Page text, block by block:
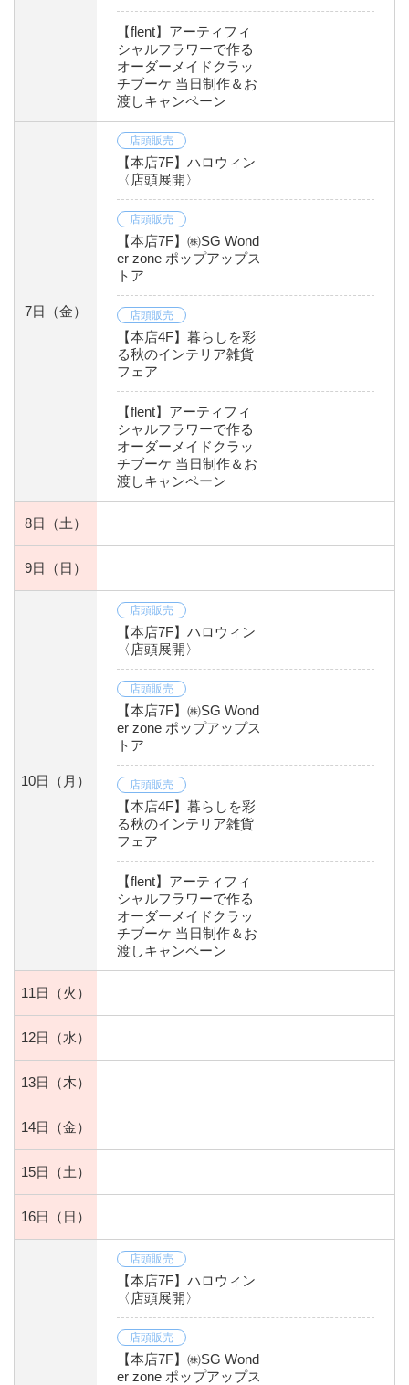
【flent】アーティフィ
シャルフラワーで作る
オーダーメイドクラッ
チブーケ 当日制作＆お
渡しキャンペーン
7日 （金）
店頭販売
【本店7F】ハロウィン
〈店頭展開〉
店頭販売
【本店7F】㈱SG Wond
er zone ポップアップス
トア
店頭販売
【本店4F】暮らしを彩
る秋のインテリア雑貨
フェア
【flent】アーティフィ
シャルフラワーで作る
オーダーメイドクラッ
チブーケ 当日制作＆お
渡しキャンペーン
8日 （土）
9日 （日）
10日 （月）
店頭販売
【本店7F】ハロウィン
〈店頭展開〉
店頭販売
【本店7F】㈱SG Wond
er zone ポップアップス
トア
店頭販売
【本店4F】暮らしを彩
る秋のインテリア雑貨
フェア
【flent】アーティフィ
シャルフラワーで作る
オーダーメイドクラッ
チブーケ 当日制作＆お
渡しキャンペーン
11日 （火）
12日 （水）
13日 （木）
14日 （金）
15日 （土）
16日 （日）
店頭販売
【本店7F】ハロウィン
〈店頭展開〉
店頭販売
【本店7F】㈱SG Wond
er zone ポップアップス